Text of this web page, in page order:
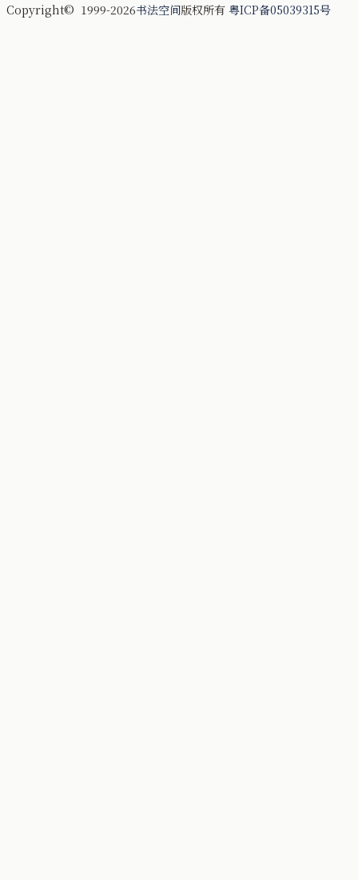
Copyright© 1999-2026书法空间版权所有 粤ICP备05039315号